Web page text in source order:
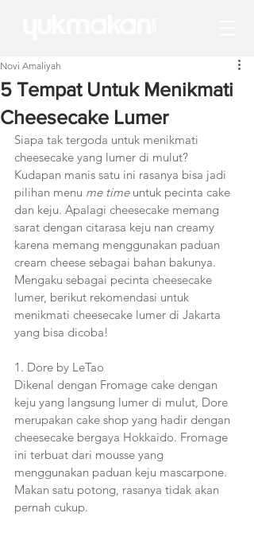
5 Tempat Untuk Menikmati
Cheesecake Lumer
Novi Amaliyah
Siapa tak tergoda untuk menikmati
cheesecake yang lumer di mulut?
Kudapan manis satu ini rasanya bisa jadi
pilihan menu me time untuk pecinta cake
dan keju. Apalagi cheesecake memang
sarat dengan citarasa keju nan creamy
karena memang menggunakan paduan
cream cheese sebagai bahan bakunya.
Mengaku sebagai pecinta cheesecake
lumer, berikut rekomendasi untuk
menikmati cheesecake lumer di Jakarta
yang bisa dicoba!
1. Dore by LeTao
Dikenal dengan Fromage cake dengan
keju yang langsung lumer di mulut, Dore
merupakan cake shop yang hadir dengan
cheesecake bergaya Hokkaido. Fromage
ini terbuat dari mousse yang
menggunakan paduan keju mascarpone.
Makan satu potong, rasanya tidak akan
pernah cukup.